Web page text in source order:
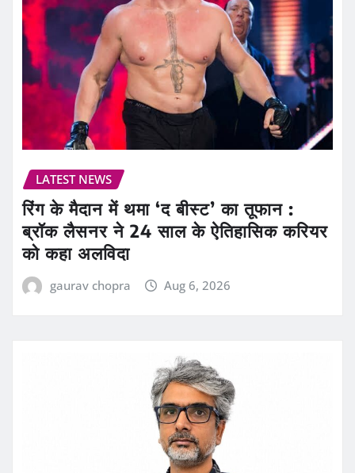
LATEST NEWS
रिंग के मैदान में थमा ‘द बीस्ट’ का तूफान :
ब्रॉक लैसनर ने 24 साल के ऐतिहासिक करियर
को कहा अलविदा
gaurav chopra Aug 6, 2026